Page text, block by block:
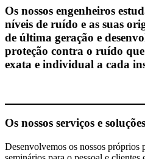
Os nossos engenheiros
níveis de ruído e as suas
de última geração e
proteção contra o ruído
exata e individual a cada
Os nossos serviços e soluções
Desenvolvemos os nossos próprios